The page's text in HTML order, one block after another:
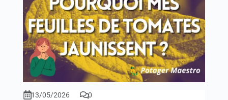
13/05/2026 0